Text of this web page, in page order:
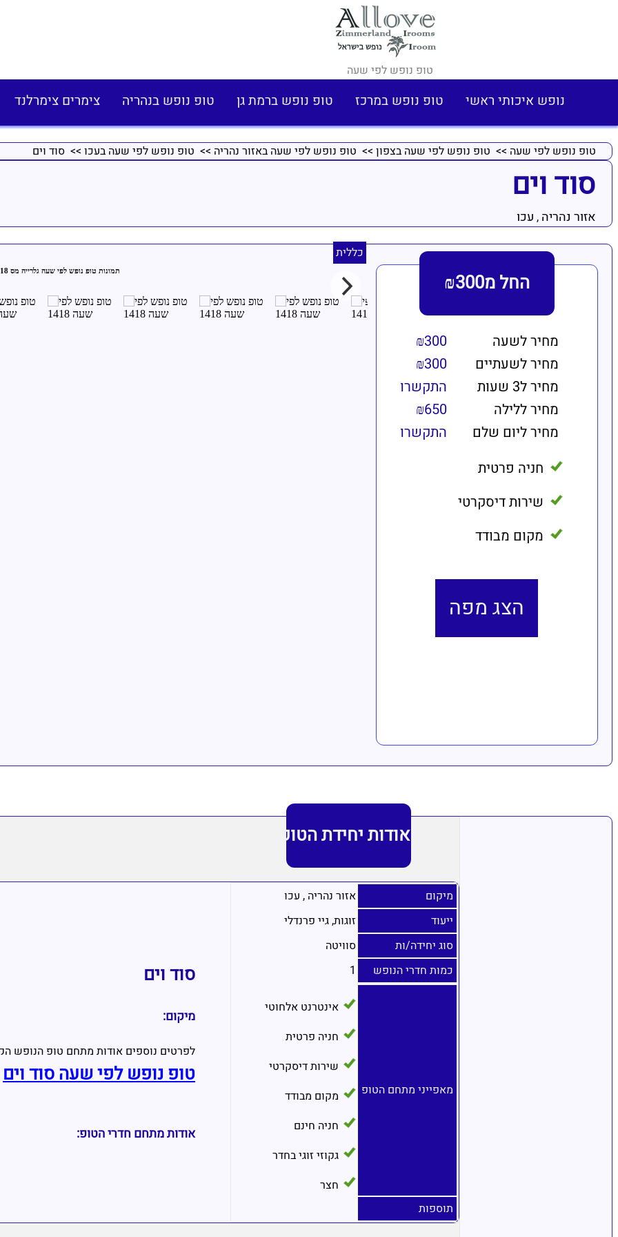
טופ נופש לפי שעה
נופש איכותי ראשי טופ נופש במרכז טופ נופש ברמת גן טופ נופש בנהריה צימרים צימרלנד
טופ נופש לפי שעה >> טופ נופש לפי שעה בצפון >> טופ נופש לפי שעה באזור נהריה >> טופ נופש לפי שעה בעכו >> סוד וים
סוד וים
אזור נהריה , עכו
החל מ₪300
מחיר לשעה
₪300
מחיר לשעתיים
₪300
מחיר ל3 שעות
התקשרו
מחיר ללילה
₪650
מחיר ליום שלם
התקשרו
חניה פרטית
שירות דיסקרטי
מקום מבודד
הצג מפה
כללית
אודות יחידת הטופ
מיקום אזור נהריה , עכו
ייעוד
זוגות, גיי פרנדלי
סוג יחידה/ות
סוויטה
כמות חדרי הנופש
1
מאפייני מתחם הטופ
אינטרנט אלחוטי
חניה פרטית
שירות דיסקרטי
מקום מבודד
חניה חינם
גקוזי זוגי בחדר
חצר
תוספות
סוד וים
מיקום:
לפרטים נוספים אודות מתחם טופ הנופש
טופ נופש לפי שעה סוד וים
אודות מתחם חדרי הטופ: